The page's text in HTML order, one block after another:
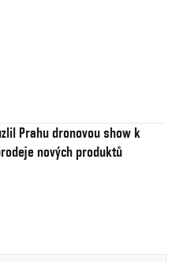
Prahu dronovou show k
nových produktů